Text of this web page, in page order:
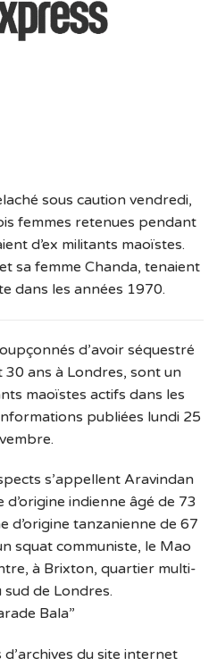
sous caution vendredi,
femmes retenues pendant
d’ex militants maoïstes.
sa femme Chanda, tenaient
dans les années 1970.
d’avoir séquestré
ans à Londres, sont un
maoïstes actifs dans les
publiées lundi 25
s’appellent Aravindan
indienne âgé de 73
d’origine tanzanienne de 67
squat communiste, le Mao
à Brixton, quartier multi-
de Londres.
Bala”
du site internet